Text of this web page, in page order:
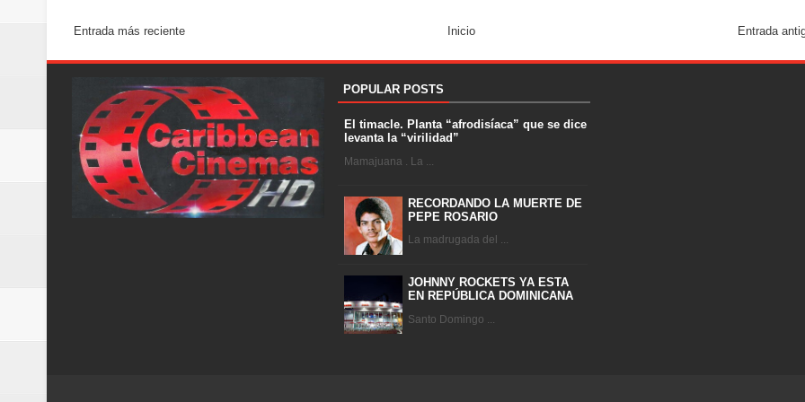
Entrada más reciente Entrada
Inicio
POPULAR POSTS
El timacle. Planta “afrodisíaca” que se dice
levanta la “virilidad”
Mamajuana . La ...
RECORDANDO LA MUERTE DE
PEPE ROSARIO
La madrugada del ...
JOHNNY ROCKETS YA ESTA
EN REPÚBLICA DOMINICANA
Santo Domingo ...